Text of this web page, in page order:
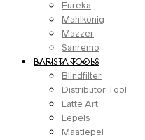
Eureka
Mahlkönig
Mazzer
Sanremo
BARISTA TOOLS
Blindfilter
Distributor Tool
Latte Art
Lepels
Maatlepel